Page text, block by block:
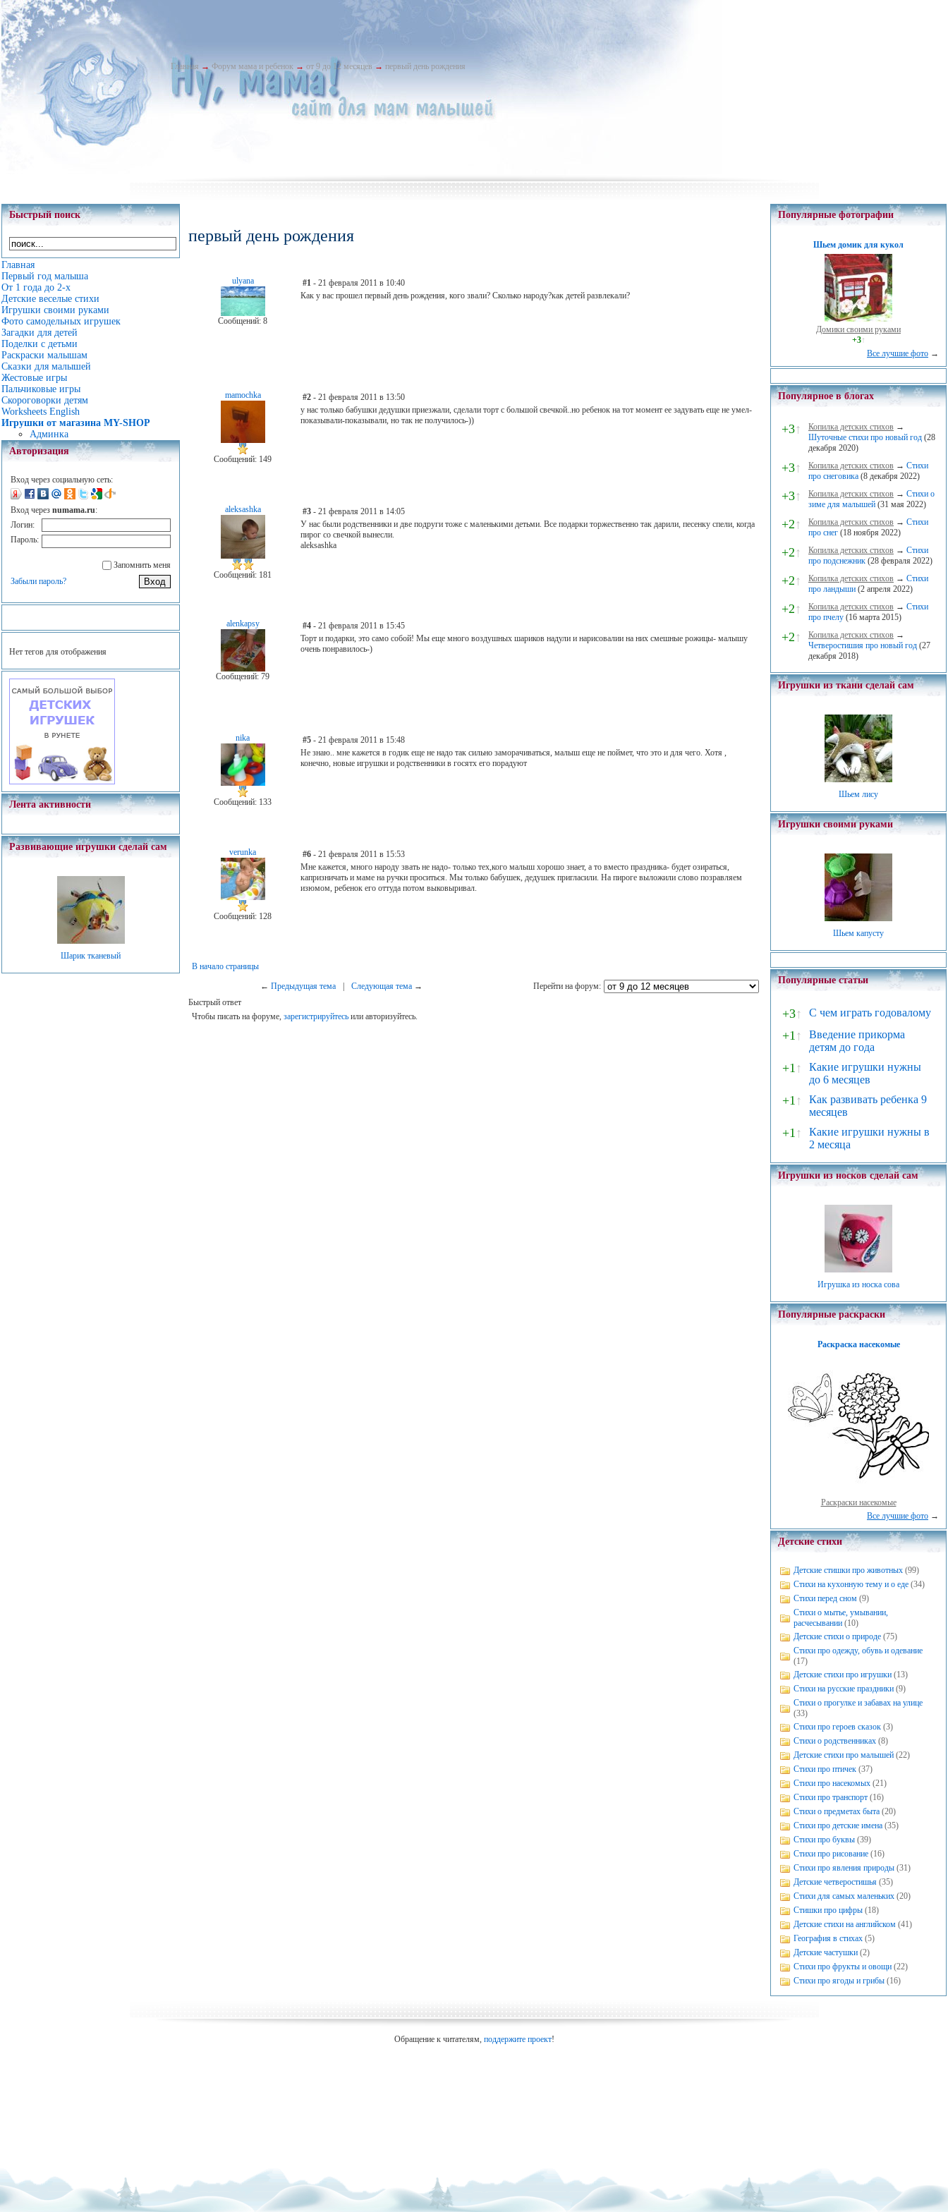
Главная → Форум мама и ребенок → от 9 до 12 месяцев → первый день рождения
Быстрый поиск
Главная
Первый год малыша
От 1 года до 2-х
Детские веселые стихи
Игрушки своими руками
Фото самодельных игрушек
Загадки для детей
Поделки с детьми
Раскраски малышам
Сказки для малышей
Жестовые игры
Пальчиковые игры
Скороговорки детям
Worksheets English
Игрушки от магазина MY-SHOP
Админка
Авторизация
Вход через социальную сеть:
Вход через numama.ru:
Логин:
Пароль:
Запомнить меня
Забыли пароль?
Нет тегов для отображения
Лента активности
Развивающие игрушки сделай сам
Шарик тканевый
первый день рождения
ulyana
Сообщений: 8
#1 - 21 февраля 2011 в 10:40
Как у вас прошел первый день рождения, кого звали? Сколько народу?как детей развлекали?
mamochka
Сообщений: 149
#2 - 21 февраля 2011 в 13:50
у нас только бабушки дедушки приезжали, сделали торт с большой свечкой..но ребенок на тот момент ее задувать еще не умел-
показывали-показывали, но так не получилось-))
aleksashka
Сообщений: 181
#3 - 21 февраля 2011 в 14:05
У нас были родственники и две подруги тоже с маленькими детьми. Все подарки торжественно так дарили, песенку спели, когда
пирог со свечкой вынесли.
aleksashka
alenkapsy
Сообщений: 79
#4 - 21 февраля 2011 в 15:45
Торт и подарки, это само собой! Мы еще много воздушных шариков надули и нарисовалии на них смешные рожицы- малышу
очень понравилось-)
nika
Сообщений: 133
#5 - 21 февраля 2011 в 15:48
Не знаю.. мне кажется в годик еще не надо так сильно заморачиваться, малыш еще не поймет, что это и для чего. Хотя ,
конечно, новые игрушки и родственники в госятх его порадуют
verunka
Сообщений: 128
#6 - 21 февраля 2011 в 15:53
Мне кажется, много народу звать не надо- только тех,кого малыш хорошо знает, а то вместо праздника- будет озираться,
капризничать и маме на ручки проситься. Мы только бабушек, дедушек пригласили. На пироге выложили слово позравляем
изюмом, ребенок его оттуда потом выковыривал.
В начало страницы
←Предыдущая тема Следующая тема →
Перейти на форум:
Быстрый ответ
Чтобы писать на форуме,зарегистрируйтесь или авторизуйтесь.
Популярные фотографии
Шьем домик для кукол
Домики своими руками
+3↑
Все лучшие фото →
Популярное в блогах
+3↑ Копилка детских стихов →
Шуточные стихи про новый год (28
декабря 2020)
+3↑ Копилка детских стихов → Стихи
про снеговика (8 декабря 2022)
+3↑ Копилка детских стихов → Стихи о
зиме для малышей (31 мая 2022)
+2↑ Копилка детских стихов → Стихи
про снег (18 ноября 2022)
+2↑ Копилка детских стихов → Стихи
про подснежник (28 февраля 2022)
+2↑ Копилка детских стихов → Стихи
про ландыши (2 апреля 2022)
+2↑ Копилка детских стихов → Стихи
про пчелу (16 марта 2015)
+2↑ Копилка детских стихов →
Четверостишия про новый год (27
декабря 2018)
Игрушки из ткани сделай сам
Шьем лису
Игрушки своими руками
Шьем капусту
Популярные статьи
+3↑ С чем играть годовалому
+1↑
Введение прикорма
детям до года
+1↑
Какие игрушки нужны
до 6 месяцев
+1↑
Как развивать ребенка 9
месяцев
+1↑
Какие игрушки нужны в
2 месяца
Игрушки из носков сделай сам
Игрушка из носка сова
Популярные раскраски
Раскраска насекомые
Раскраски насекомые
Все лучшие фото →
Детские стихи
Детские стишки про животных (99)
Стихи на кухонную тему и о еде (34)
Стихи перед сном (9)
Стихи о мытье, умывании,
расчесывании (10)
Детские стихи о природе (75)
Стихи про одежду, обувь и одевание
(17)
Детские стихи про игрушки (13)
Стихи на русские праздники (9)
Стихи о прогулке и забавах на улице
(33)
Стихи про героев сказок (3)
Стихи о родственниках (8)
Детские стихи про малышей (22)
Стихи про птичек (37)
Стихи про насекомых (21)
Стихи про транспорт (16)
Стихи о предметах быта (20)
Стихи про детские имена (35)
Стихи про буквы (39)
Стихи про рисование (16)
Стихи про явления природы (31)
Детские четверостишья (35)
Стихи для самых маленьких (20)
Стишки про цифры (18)
Детские стихи на английском (41)
География в стихах (5)
Детские частушки (2)
Стихи про фрукты и овощи (22)
Стихи про ягоды и грибы (16)
Обращение к читателям, поддержите проект!